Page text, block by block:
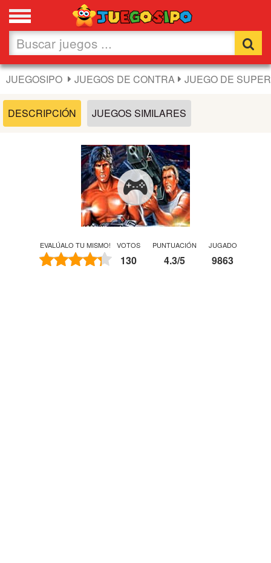
Favoritos
Nuevos
Flash
Acción
Chicas
Fútbol
JUEGOSIPO JUEGOS DE CONTRA JUEGO DE
DESCRIPCIÓN JUEGOS SIMILARES
EVALÚALO TU MISMO! VOTOS
130
PUNTUACIÓN
4.3/5
JUGADO
9863